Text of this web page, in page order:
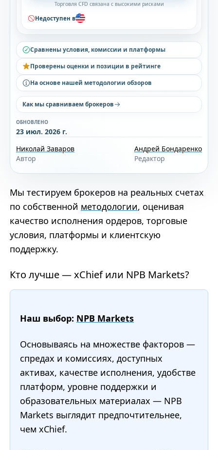
Торговля CFD связана с высокими рисками
Недоступен в
Сравнены условия, комиссии и платформы
Проверены оценки и позиции в рейтинге
На основе нашей методологии обзоров
Как мы сравниваем брокеров
ОБНОВЛЕНО
23 июл. 2026 г.
Николай Заваров
Автор
Андрей Бондаренко
Редактор
Мы тестируем брокеров на реальных счетах
по собственной методологии, оценивая
качество исполнения ордеров, торговые
условия, платформы и клиентскую
поддержку.
Кто лучше — xChief или NPB Markets?
Наш выбор: NPB Markets
Основываясь на множестве факторов —
спредах и комиссиях, доступных
активах, качестве исполнения, удобстве
платформ, уровне поддержки и
образовательных материалах — NPB
Markets выглядит предпочтительнее,
чем xChief.